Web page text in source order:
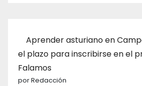
Aprender asturiano en
el plazo para inscribirse en el
Falamos
por Redacción